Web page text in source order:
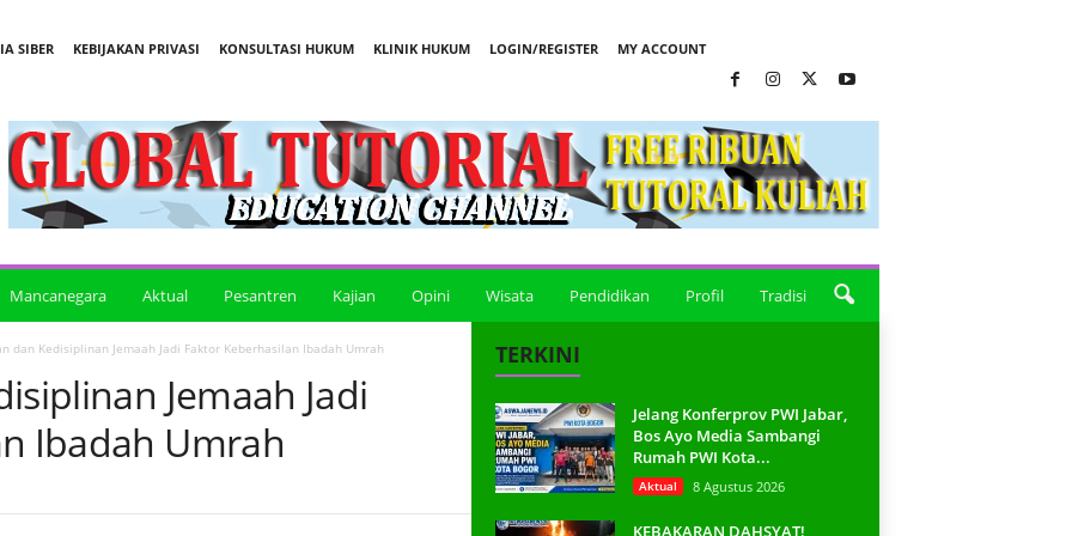
SIBER KEBIJAKAN PRIVASI KONSULTASI HUKUM KLINIK HUKUM LOGIN/REGISTER MY ACCOUNT
Mancanegara Aktual Pesantren Kajian Opini Wisata Pendidikan Profil Tradisi
dan Kedisiplinan Jemaah Jadi Faktor Keberhasilan Ibadah Umrah
Jemaah Jadi
Ibadah Umrah
TERKINI
Jelang Konferprov PWI Jabar,
Bos Ayo Media Sambangi
Rumah PWI Kota...
Aktual 8 Agustus 2026
KEBAKARAN DAHSYAT!